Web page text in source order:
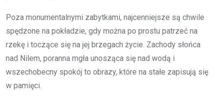
Poza monumentalnymi zabytkami, najcenniejsze są chwile
spędzone na pokładzie, gdy można po prostu patrzeć na
rzekę i toczące się na jej brzegach życie. Zachody słońca
nad Nilem, poranna mgła unosząca się nad wodą i
wszechobecny spokój to obrazy, które na stałe zapisują się
w pamięci.